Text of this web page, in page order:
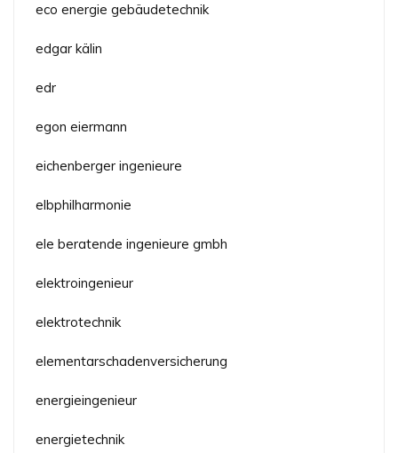
eco energie gebäudetechnik
edgar kälin
edr
egon eiermann
eichenberger ingenieure
elbphilharmonie
ele beratende ingenieure gmbh
elektroingenieur
elektrotechnik
elementarschadenversicherung
energieingenieur
energietechnik